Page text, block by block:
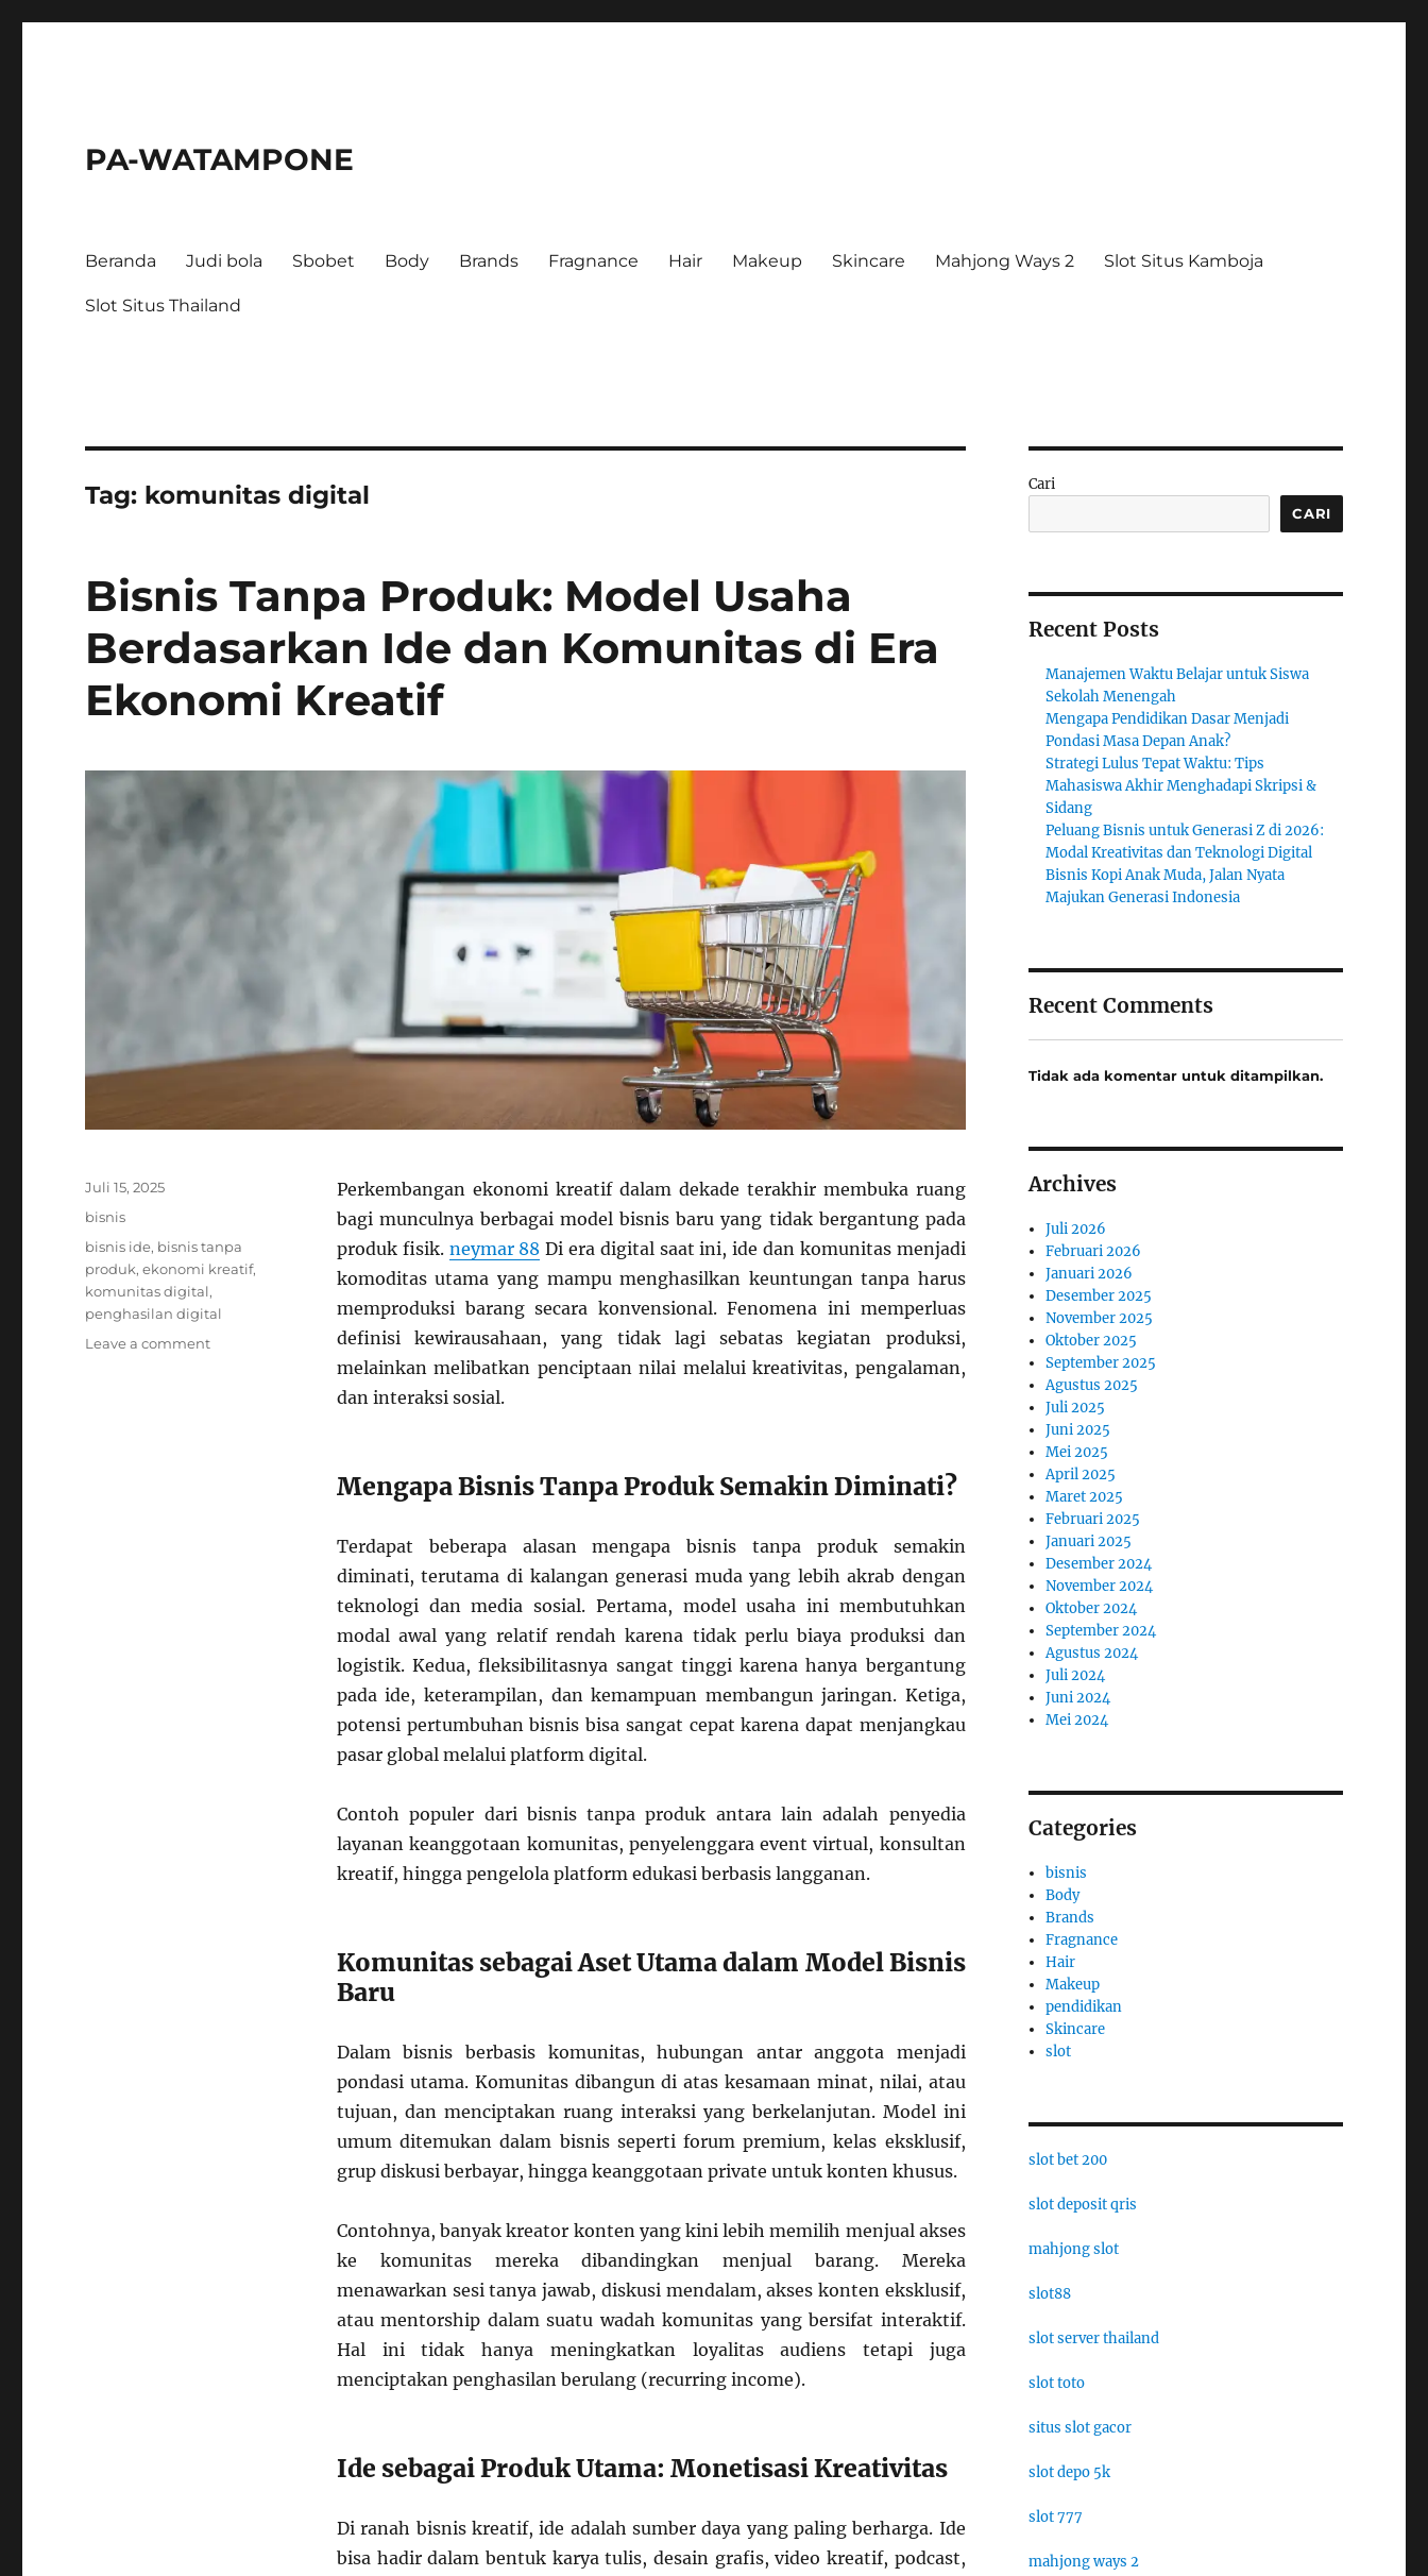
PA-WATAMPONE
Beranda Judi bola Sbobet Body Brands Fragnance Hair Makeup Skincare Mahjong Ways 2 Slot Situs Kamboja
Slot Situs Thailand
Tag: komunitas digital
Bisnis Tanpa Produk: Model Usaha
Berdasarkan Ide dan Komunitas di Era
Ekonomi Kreatif
Perkembangan ekonomi kreatif dalam dekade terakhir membuka ruang
bagi munculnya berbagai model bisnis baru yang tidak bergantung pada
produk fisik. neymar 88 Di era digital saat ini, ide dan komunitas menjadi
komoditas utama yang mampu menghasilkan keuntungan tanpa harus
memproduksi barang secara konvensional. Fenomena ini memperluas
definisi kewirausahaan, yang tidak lagi sebatas kegiatan produksi,
melainkan melibatkan penciptaan nilai melalui kreativitas, pengalaman,
dan interaksi sosial.
Mengapa Bisnis Tanpa Produk Semakin Diminati?
Terdapat beberapa alasan mengapa bisnis tanpa produk semakin
diminati, terutama di kalangan generasi muda yang lebih akrab dengan
teknologi dan media sosial. Pertama, model usaha ini membutuhkan
modal awal yang relatif rendah karena tidak perlu biaya produksi dan
logistik. Kedua, fleksibilitasnya sangat tinggi karena hanya bergantung
pada ide, keterampilan, dan kemampuan membangun jaringan. Ketiga,
potensi pertumbuhan bisnis bisa sangat cepat karena dapat menjangkau
pasar global melalui platform digital.
Contoh populer dari bisnis tanpa produk antara lain adalah penyedia
layanan keanggotaan komunitas, penyelenggara event virtual, konsultan
kreatif, hingga pengelola platform edukasi berbasis langganan.
Komunitas sebagai Aset Utama dalam Model Bisnis
Baru
Dalam bisnis berbasis komunitas, hubungan antar anggota menjadi
pondasi utama. Komunitas dibangun di atas kesamaan minat, nilai, atau
tujuan, dan menciptakan ruang interaksi yang berkelanjutan. Model ini
umum ditemukan dalam bisnis seperti forum premium, kelas eksklusif,
grup diskusi berbayar, hingga keanggotaan private untuk konten khusus.
Contohnya, banyak kreator konten yang kini lebih memilih menjual akses
ke komunitas mereka dibandingkan menjual barang. Mereka
menawarkan sesi tanya jawab, diskusi mendalam, akses konten eksklusif,
atau mentorship dalam suatu wadah komunitas yang bersifat interaktif.
Hal ini tidak hanya meningkatkan loyalitas audiens tetapi juga
menciptakan penghasilan berulang (recurring income).
Ide sebagai Produk Utama: Monetisasi Kreativitas
Di ranah bisnis kreatif, ide adalah sumber daya yang paling berharga. Ide
bisa hadir dalam bentuk karya tulis, desain grafis, video kreatif, podcast,
Posted
on
Juli 15, 2025
Categories
bisnis
Tags
bisnis ide, bisnis tanpa
produk,ekonomi kreatif,
komunitas digital,
penghasilan digital
Leave a commenton
Cari
CARI
Recent Posts
Manajemen Waktu Belajar untuk Siswa
Sekolah Menengah
Mengapa Pendidikan Dasar Menjadi
Pondasi Masa Depan Anak?
Strategi Lulus Tepat Waktu: Tips
Mahasiswa Akhir Menghadapi Skripsi &
Sidang
Peluang Bisnis untuk Generasi Z di 2026:
Modal Kreativitas dan Teknologi Digital
Bisnis Kopi Anak Muda, Jalan Nyata
Majukan Generasi Indonesia
Recent Comments
Tidak ada komentar untuk ditampilkan.
Archives
Juli 2026
Februari 2026
Januari 2026
Desember 2025
November 2025
Oktober 2025
September 2025
Agustus 2025
Juli 2025
Juni 2025
Mei 2025
April 2025
Maret 2025
Februari 2025
Januari 2025
Desember 2024
November 2024
Oktober 2024
September 2024
Agustus 2024
Juli 2024
Juni 2024
Mei 2024
Categories
bisnis
Body
Brands
Fragnance
Hair
Makeup
pendidikan
Skincare
slot
slot bet 200
slot deposit qris
mahjong slot
slot88
slot server thailand
slot toto
situs slot gacor
slot depo 5k
slot 777
mahjong ways 2